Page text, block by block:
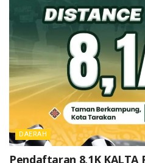
DAERAH
Pendaftaran 8,1K KALTA